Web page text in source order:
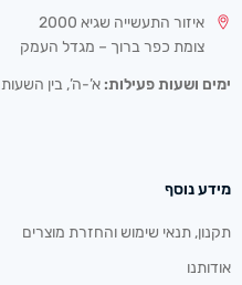
איזור התעשייה שגיא 2000
צומת כפר ברוך – מגדל העמק
ימים ושעות פעילות: א’-ה’, בין השעות 08:30-16:30
מידע נוסף
תקנון, תנאי שימוש והחזרת מוצרים
אודותנו